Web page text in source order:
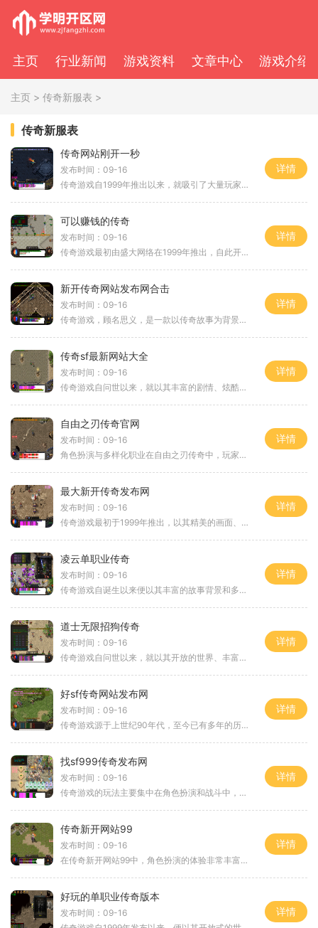
主页 行业新闻 游戏资料 文章中心 游戏介绍
主页 > 传奇新服表 >
传奇新服表
传奇网站刚开一秒
发布时间：09-16
传奇游戏自1999年推出以来，就吸引了大量玩家。其独特的即时战斗系统、丰富的职业设定和自由的交易系统，成为了许多人心中的经典。玩家可以选择战士、法师和道士三大职业，每个职业都有其独特的技能和玩法。战士以高防御和强大的近战输出著称，法师则是远
详情
可以赚钱的传奇
发布时间：09-16
传奇游戏最初由盛大网络在1999年推出，自此开始了一场风靡全国的热潮。作为一款经典的角色扮演游戏，它以其开放的世界观、丰富的职业选择和多样的游戏玩法吸引了无数玩家。玩家可以选择不同的职业，如战士、法师、道士等，每个职业都有其独特的技能和玩法
详情
新开传奇网站发布网合击
发布时间：09-16
传奇游戏，顾名思义，是一款以传奇故事为背景的角色扮演游戏。游戏中的玩家将化身为勇士，踏上征程，体验打怪升级、装备强化、挑战副本等多重乐趣。传奇游戏的核心吸引力在于其丰富的社交元素，玩家不仅可以单打独斗，还能组队合作，参与沙巴克攻城战，体验团
详情
传奇sf最新网站大全
发布时间：09-16
传奇游戏自问世以来，就以其丰富的剧情、炫酷的技能和激烈的战斗吸引了众多玩家。在这个虚拟的世界中，玩家可以选择不同的职业，通过完成任务、打怪和充值来提升自己的角色。在传奇SF的版本中，这种玩法得到了进一步的丰富和升级。角色扮演与职业选择在传奇
详情
自由之刃传奇官网
发布时间：09-16
角色扮演与多样化职业在自由之刃传奇中，玩家可以选择多种职业，每个职业都有其独特的技能和发展方向。角色扮演是游戏的核心，玩家不仅可以通过完成任务和挑战怪物来提升角色的等级，还可以通过与其他玩家的互动、组队冒险来获得更多的游戏乐趣。游戏中的职业
详情
最大新开传奇发布网
发布时间：09-16
传奇游戏最初于1999年推出，以其精美的画面、流畅的操作和丰富的职业系统而风靡一时。玩家在游戏中可以选择不同的职业，如战士、法师和道士，各具特色的技能和玩法使得每个职业都能在战斗中发挥独特的作用。无论是近身作战的战士，还是远程输出的法师，或
详情
凌云单职业传奇
发布时间：09-16
传奇游戏自诞生以来便以其丰富的故事背景和多元化的玩法而著称。玩家在游戏中可以扮演不同的角色，探索广袤的游戏世界，与其他玩家进行互动、对抗，甚至建立自己的公会，争夺资源与荣耀。凌云单职业传奇正是秉承了这种传奇游戏的精髓，带来了全新的体验。角色
详情
道士无限招狗传奇
发布时间：09-16
传奇游戏自问世以来，就以其开放的世界、丰富的职业选择和精彩的打斗体验而闻名。在道士无限招狗传奇中，玩家将再次回到那个充满挑战和冒险的世界。游戏采用了角色扮演（RPG）模式，玩家可以选择不同的职业，如道士、战士和法师，每个职业都有独特的技能和
详情
好sf传奇网站发布网
发布时间：09-16
传奇游戏源于上世纪90年代，至今已有多年的历史。其主要玩法是玩家在一个开放的虚拟世界中，通过完成任务、打怪升级、与其他玩家对战等方式，不断提升自己的角色。游戏中包含丰富的职业选择，如战士、法师和道士，每个职业都有独特的技能和特点，给予玩家不
详情
找sf999传奇发布网
发布时间：09-16
传奇游戏的玩法主要集中在角色扮演和战斗中，玩家可以选择不同的职业，通过打怪、升级、获得装备来提升角色的实力。在sf999传奇发布网上，玩家可以轻松找到各类传奇游戏版本，特别是180版本，它被认为是最经典的版本之一，保留了很多原汁原味的游戏元
详情
传奇新开网站99
发布时间：09-16
在传奇新开网站99中，角色扮演的体验非常丰富。玩家可以根据自己的喜好选择战士、法师或道士等职业。每个职业都有独特的技能和属性，战士以其强大的近战能力著称，法师则以高爆发的魔法攻击而闻名，而道士则擅长辅助与召唤。在这个游戏中，玩家不仅要合理分
详情
好玩的单职业传奇版本
发布时间：09-16
详情